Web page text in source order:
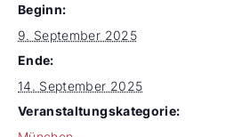
Beginn:
9. September 2025
Ende:
14. September 2025
Veranstaltungskategorie: